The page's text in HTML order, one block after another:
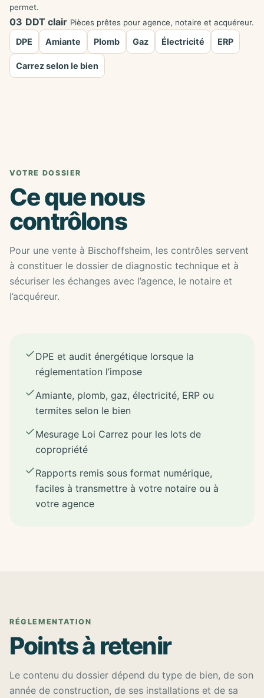
permet.
03 DDT clair Pièces prêtes pour agence, notaire et acquéreur.
DPE Amiante Plomb Gaz Électricité ERP
Carrez selon le bien
VOTRE DOSSIER
Ce que nous
contrôlons
Pour une vente à Bischoffsheim, les contrôles servent
à constituer le dossier de diagnostic technique et à
sécuriser les échanges avec l’agence, le notaire et
l’acquéreur.
DPE et audit énergétique lorsque la
réglementation l’impose
Amiante, plomb, gaz, électricité, ERP ou
termites selon le bien
Mesurage Loi Carrez pour les lots de
copropriété
Rapports remis sous format numérique,
faciles à transmettre à votre notaire ou à
votre agence
RÉGLEMENTATION
Points à retenir
Le contenu du dossier dépend du type de bien, de son
année de construction, de ses installations et de sa